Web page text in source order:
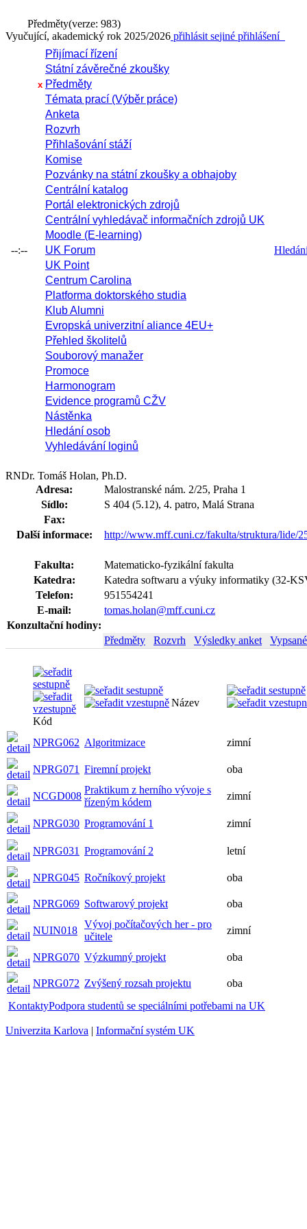
Předměty(verze: 983)
Vyučující, akademický rok 2025/2026 přihlásit sejiné přihlášení
--:--
Přijímací řízení
Státní závěrečné zkoušky
x Předměty
Témata prací (Výběr práce)
Anketa
Rozvrh
Přihlašování stáží
Komise
Pozvánky na státní zkoušky a obhajoby
Centrální katalog
Portál elektronických zdrojů
Centrální vyhledávač informačních zdrojů UK
Moodle (E-learning)
UK Forum
UK Point
Centrum Carolina
Platforma doktorského studia
Klub Alumni
Evropská univerzitní aliance 4EU+
Přehled školitelů
Souborový manažer
Promoce
Harmonogram
Evidence programů CŽV
Nástěnka
Hledání osob
Vyhledávání loginů
RNDr. Tomáš Holan, Ph.D.
Adresa:
Malostranské nám. 2/25, Praha 1
Sídlo:
S 404 (5.12), 4. patro, Malá Strana
Fax:
Další informace:
http://www.mff.cuni.cz/fakulta/struktura/lide/
Fakulta:
Matematicko-fyzikální fakulta
Katedra:
Katedra softwaru a výuky informatiky (32-
Telefon:
951554241
E-mail:
tomas.holan@mff.cuni.cz
Konzultační hodiny:
Předměty
Rozvrh Výsledky anket
Kód
Název
NPRG062 Algoritmizace zimní
NPRG071 Firemní projekt oba
NCGD008
Praktikum z herního vývoje s
řízeným kódem
zimní
NPRG030 Programování 1 zimní
NPRG031 Programování 2 letní
NPRG045 Ročníkový projekt oba
NPRG069 Softwarový projekt oba
NUIN018
Vývoj počítačových her - pro
učitele
zimní
NPRG070 Výzkumný projekt oba
NPRG072 Zvýšený rozsah projektu
oba
KontaktyPodpora studentů se speciálními potřebami na UK
Univerzita Karlova | Informační systém UK